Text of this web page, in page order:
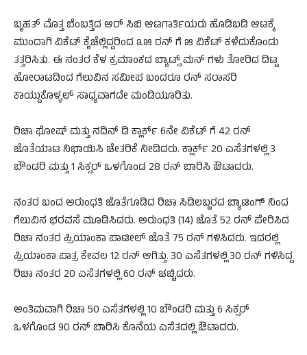
ಬೃಹತ್‌ ಮೊತ್ತ ಬೆಂಬತ್ತಿದ ಆರ್‌ ಸಿಬಿ ಆಟಗಾರ್ತಿಯರು ಹೊಡಿಬಡಿ ಆಟಕ್ಕೆ
ಮುಂದಾಗಿ ವಿಕೆಟ್‌ ಕೈಚೆಲ್ಲಿದ್ದರಿಂದ ೩೫ ರನ್‌ ಗೆ ೫ ವಿಕೆಟ್‌ ಕಳೆದುಕೊಂಡು
ತತ್ತರಿಸಿತು. ಈ ನಂತರ ಕೆಳ ಕ್ರಮಾಂಕದ ಬ್ಯಾಟ್ಸ್‌ ಮನ್‌ ಗಳು ತೋರಿದ ದಿಟ್ಟ
ಹೋರಾಟದಿಂದ ಗೆಲುವಿನ ಸಮೀಪ ಬಂದರೂ ರನ್‌ ಸರಾಸರಿ
ಕಾಯ್ದುಕೊಳ್ಳಲ್ ಸಾಧ್ಯವಾಗದೇ ಮಂಡಿಯೂರಿತು.
ರಿಚಾ ಘೋಷ್‌ ಮತ್ತು ನದಿನ್‌ ಡಿ ಕ್ಲಾರ್ಕ್‌ 6ನೇ ವಿಕೆಟ್‌ ಗೆ 42 ರನ್‌
ಜೊತೆಯಾಟ ನಿಭಾಯಿಸಿ ಚೇತರಿಕೆ ನೀಡಿದರು. ಕ್ಲಾರ್ಕ್‌ 20 ಎಸೆತಗಳಲ್ಲಿ 3
ಬೌಂಡರಿ ಮತ್ತು 1 ಸಿಕ್ಸರ್‌ ಒಳಗೊಂಡ 28 ರನ್‌ ಬಾರಿಸಿ ಔಟಾದರು.
ನಂತರ ಬಂದ ಅರುಂಧತಿ ಜೊತೆಗೂಡಿದ ರಿಚಾ ಸಿಡಿಲಬ್ಬರದ ಬ್ಯಾಟಿಂಗ್‌ ನಿಂದ
ಗೆಲುವಿನ ಭರವಸೆ ಮೂಡಿಸಿದರು. ಅರುಂಧತಿ (14) ಜೊತೆ 52 ರನ್‌ ಪೇರಿಸಿದ
ರಿಚಾ ನಂತರ ಪ್ರಿಯಾಂಕಾ ಪಾಟೀಲ್‌ ಜೊತೆ 75 ರನ್‌ ಗಳಿಸಿದರು. ಇದರಲ್ಲಿ
ಪ್ರಿಯಾಂಕಾ ಪಾತ್ರ ಕೇವಲ 12 ರನ್‌ ಆಗಿತ್ತು. 30 ಎಸೆತಗಳಲ್ಲಿ 30 ರನ್‌ ಗಳಿಸಿದ್ದ
ರಿಚಾ ನಂತರ 20 ಎಸೆತಗಳಲ್ಲಿ 60 ರನ್‌ ಚಚ್ಚಿದರು.
ಅಂತಿಮವಾಗಿ ರಿಚಾ 50 ಎಸೆತಗಳಲ್ಲಿ 10 ಬೌಂಡರಿ ಮತ್ತು 6 ಸಿಕ್ಸರ್‌
ಒಳಗೊಂಡ 90 ರನ್‌ ಬಾರಿಸಿ ಕೊನೆಯ ಎಸೆತದಲ್ಲಿ ಔಟಾದರು.